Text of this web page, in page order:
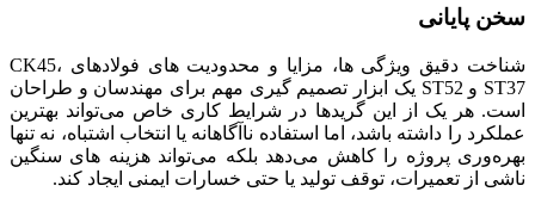
سخن پایانی
شناخت دقیق ویژگی‌ ها، مزایا و محدودیت‌ های فولادهای CK45،
ST37 و ST52 یک ابزار تصمیم‌ گیری مهم برای مهندسان و طراحان
است. هر یک از این گریدها در شرایط کاری خاص می‌تواند بهترین
عملکرد را داشته باشد، اما استفاده ناآگاهانه یا انتخاب اشتباه، نه‌ تنها
بهره‌وری پروژه را کاهش می‌دهد بلکه می‌تواند هزینه‌ های سنگین
ناشی از تعمیرات، توقف تولید یا حتی خسارات ایمنی ایجاد کند.